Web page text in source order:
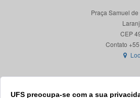
UFS preocupa-se com a sua
Praça Samuel
CEP